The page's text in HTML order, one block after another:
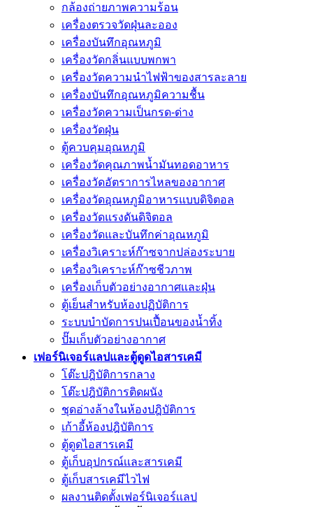
กล้องถ่ายภาพความร้อน
เครื่องตรวจวัดฝุ่นละออง
เครื่องบันทึกอุณหภูมิ
เครื่องวัดกลิ่นแบบพกพา
เครื่องวัดความนําไฟฟ้าของสารละลาย
เครื่องบันทึกอุณหภูมิความชื้น
เครื่องวัดความเป็นกรด-ด่าง
เครื่องวัดฝุ่น
ตู้ควบคุมอุณหภูมิ
เครื่องวัดคุณภาพน้ำมันทอดอาหาร
เครื่องวัดอัตราการไหลของอากาศ
เครื่องวัดอุณหภูมิอาหารแบบดิจิตอล
เครื่องวัดแรงดันดิจิตอล
เครื่องวัดและบันทึกค่าอุณหภูมิ
เครื่องวิเคราะห์ก๊าซจากปล่องระบาย
เครื่องวิเคราะห์ก๊าซชีวภาพ
เครื่องเก็บตัวอย่างอากาศเเละฝุ่น
ตู้เย็นสำหรับห้องปฏิบัติการ
ระบบบำบัดการปนเปื้อนของน้ำทิ้ง
ปั๊มเก็บตัวอย่างอากาศ
เฟอร์นิเจอร์แลปและตู้ดูดไอสารเคมี
โต๊ะปฎิบัติการกลาง
โต๊ะปฎิบัติการติดผนัง
ชุดอ่างล้างในห้องปฎิบัติการ
เก้าอี้ห้องปฎิบัติการ
ตู้ดูดไอสารเคมี
ตู้เก็บอุปกรณ์เเละสารเคมี
ตู้เก็บสารเคมีไวไฟ
ผลงานติดตั้งเฟอร์นิเจอร์เเลป